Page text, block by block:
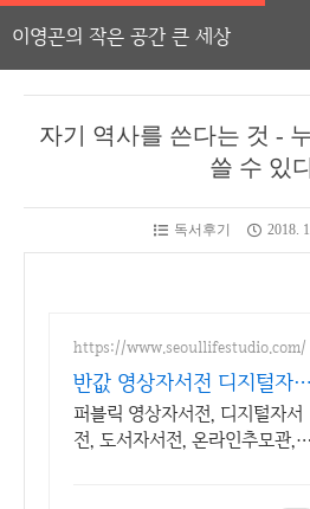
이영곤의 작은 공간 큰 세상
자기 역사를 쓴다는 것 -
쓸 수 있
독서후기 2018.
https://www.seoullifestudio.com/
반값 영상자서전 디지털자서
전 반드시 해야 할 필수 항
목.
퍼블릭 영상자서전, 디지털자서
전, 도서자서전, 온라인추모관,